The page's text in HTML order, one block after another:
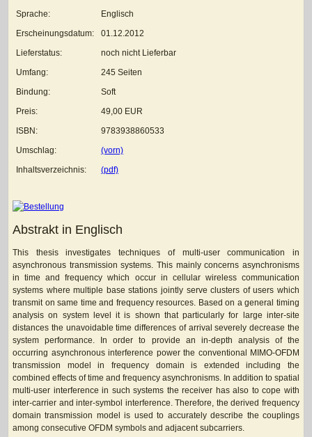
Sprache:
Englisch
Erscheinungsdatum:
01.12.2012
Lieferstatus:
noch nicht Lieferbar
Umfang:
245 Seiten
Bindung:
Soft
Preis:
49,00 EUR
ISBN:
9783938860533
Umschlag:
(vorn)
Inhaltsverzeichnis:
(pdf)
Abstrakt in Englisch
This thesis investigates techniques of multi-user communication in
asynchronous transmission systems. This mainly concerns asynchronisms
in time and frequency which occur in cellular wireless communication
systems where multiple base stations jointly serve clusters of users which
transmit on same time and frequency resources. Based on a general timing
analysis on system level it is shown that particularly for large inter-site
distances the unavoidable time differences of arrival severely decrease the
system performance. In order to provide an in-depth analysis of the
occurring asynchronous interference power the conventional MIMO-OFDM
transmission model in frequency domain is extended including the
combined effects of time and frequency asynchronisms. In addition to spatial
multi-user interference in such systems the receiver has also to cope with
inter-carrier and inter-symbol interference. Therefore, the derived frequency
domain transmission model is used to accurately describe the couplings
among consecutive OFDM symbols and adjacent subcarriers.